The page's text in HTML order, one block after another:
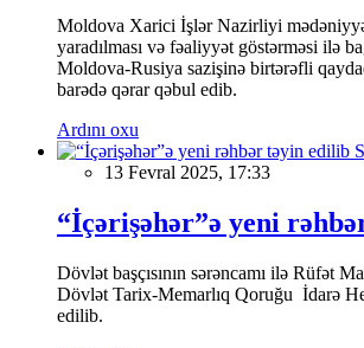
Moldova Xarici İşlər Nazirliyi
yaradılması və fəaliyyət göstərməsi ilə
Moldova-Rusiya sazişinə birtərəfli
barədə qərar qəbul edib.
Ardını oxu
13 Fevral 2025, 17:33
“İçərişəhər”ə yeni
Dövlət başçısının sərəncamı ilə Rüfət
Dövlət Tarix-Memarlıq Qoruğu İdarə
edilib.